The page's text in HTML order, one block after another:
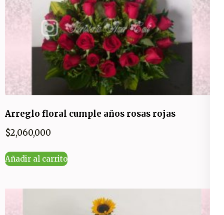
Arreglo floral cumple años rosas rojas
$2,060,000
Añadir al carrito